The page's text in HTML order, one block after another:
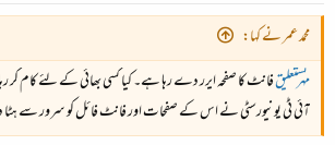
محمد عمر نے کہا:
مہرنستعلیقفانٹ کا صفحہ ایرر دے رہا ہے۔ کیا کسی بھائی کے لئے کام کر
آئی ٹی یونیورسٹی نے اس کے صفحات اور فانٹ فائل کو سرور سے